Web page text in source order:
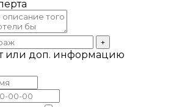
+
или доп. информацию